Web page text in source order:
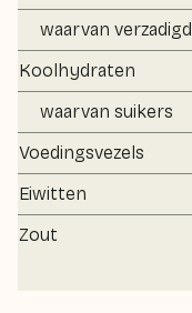
waarvan verzadigd
Koolhydraten
waarvan suikers
Voedingsvezels
Eiwitten
Zout